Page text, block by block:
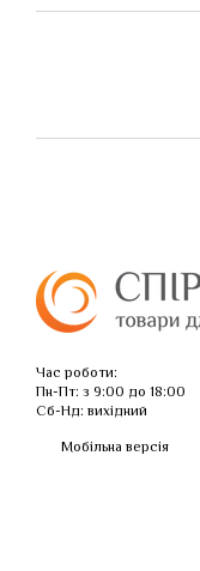
Час роботи:
Пн-Пт: з 9:00 до 18:00
Сб-Нд: вихідний
Мобільна версія